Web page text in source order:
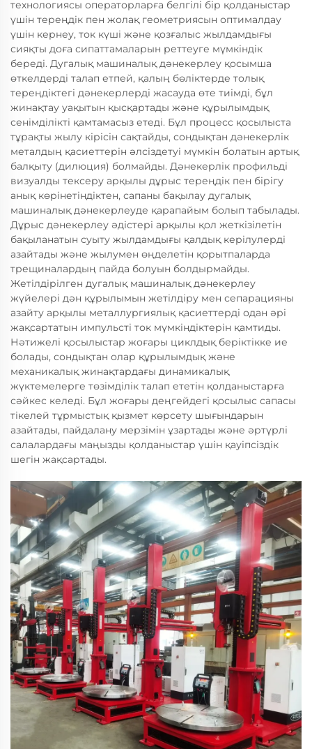
технологиясы операторларға белгілі бір қолданыстар
үшін тереңдік пен жолақ геометриясын оптималдау
үшін кернеу, ток күші және қозғалыс жылдамдығы
сияқты доға сипаттамаларын реттеуге мүмкіндік
береді. Дугалық машиналық дәнекерлеу қосымша
өткелдерді талап етпей, қалың бөліктерде толық
тереңдіктегі дәнекерлерді жасауда өте тиімді, бұл
жинақтау уақытын қысқартады және құрылымдық
сенімділікті қамтамасыз етеді. Бұл процесс қосылыста
тұрақты жылу кірісін сақтайды, сондықтан дәнекерлік
металдың қасиеттерін әлсіздетуі мүмкін болатын артық
балқыту (дилюция) болмайды. Дәнекерлік профильді
визуалды тексеру арқылы дұрыс тереңдік пен бірігу
анық көрінетіндіктен, сапаны бақылау дугалық
машиналық дәнекерлеуде қарапайым болып табылады.
Дұрыс дәнекерлеу әдістері арқылы қол жеткізілетін
бақыланатын суыту жылдамдығы қалдық керілулерді
азайтады және жылумен өңделетін қорытпаларда
трещиналардың пайда болуын болдырмайды.
Жетілдірілген дугалық машиналық дәнекерлеу
жүйелері дән құрылымын жетілдіру мен сепарацияны
азайту арқылы металлургиялық қасиеттерді одан әрі
жақсартатын импульсті ток мүмкіндіктерін қамтиды.
Нәтижелі қосылыстар жоғары циклдық беріктікке ие
болады, сондықтан олар құрылымдық және
механикалық жинақтардағы динамикалық
жүктемелерге төзімділік талап ететін қолданыстарға
сәйкес келеді. Бұл жоғары деңгейдегі қосылыс сапасы
тікелей тұрмыстық қызмет көрсету шығындарын
азайтады, пайдалану мерзімін ұзартады және әртүрлі
салалардағы маңызды қолданыстар үшін қауіпсіздік
шегін жақсартады.